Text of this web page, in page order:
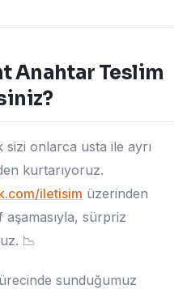
Anahtar Teslim
onlarca usta ile ayrı
kurtarıyoruz.
iletisim üzerinden
aşamasıyla, sürpriz
📉
sunduğumuz